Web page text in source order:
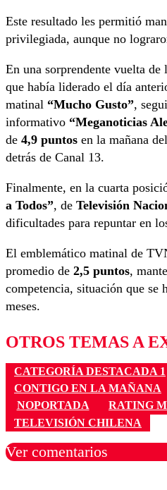
Este resultado les permitió
privilegiada, aunque no
En una sorprendente vuelta de
que había liderado el día
matinal “Mucho Gusto”,
informativo “Meganoticias
de 4,9 puntos en la mañana
detrás de Canal 13.
Finalmente, en la cuarta
a Todos”, de Televisión
dificultades para repuntar en
El emblemático matinal de
promedio de 2,5 puntos,
competencia, situación que se
meses.
OTROS TEMAS A
CATEGORÍA DESTACADA 1
CONTIGO EN LA MAÑANA
NOPORTADA
RATING
TELEVISIÓN CHILENA
Ver comentarios